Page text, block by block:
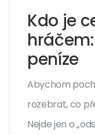
Kdo je
peníze
Abychom
rozebrat, co
Nejde jen o